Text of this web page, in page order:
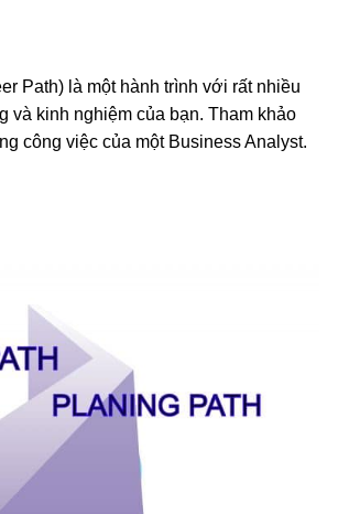
Path) là một hành trình với rất nhiều
và kinh nghiệm của bạn. Tham khảo
công việc của một Business Analyst.